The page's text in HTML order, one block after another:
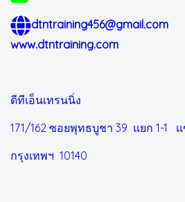
dtntraining456@gmail.com
www.dtntraining.com
ดีทีเอ็นเทรนนิ่ง
171/162 ซอยพุทธบูชา 39 แยก 1-1
กรุงเทพฯ 10140